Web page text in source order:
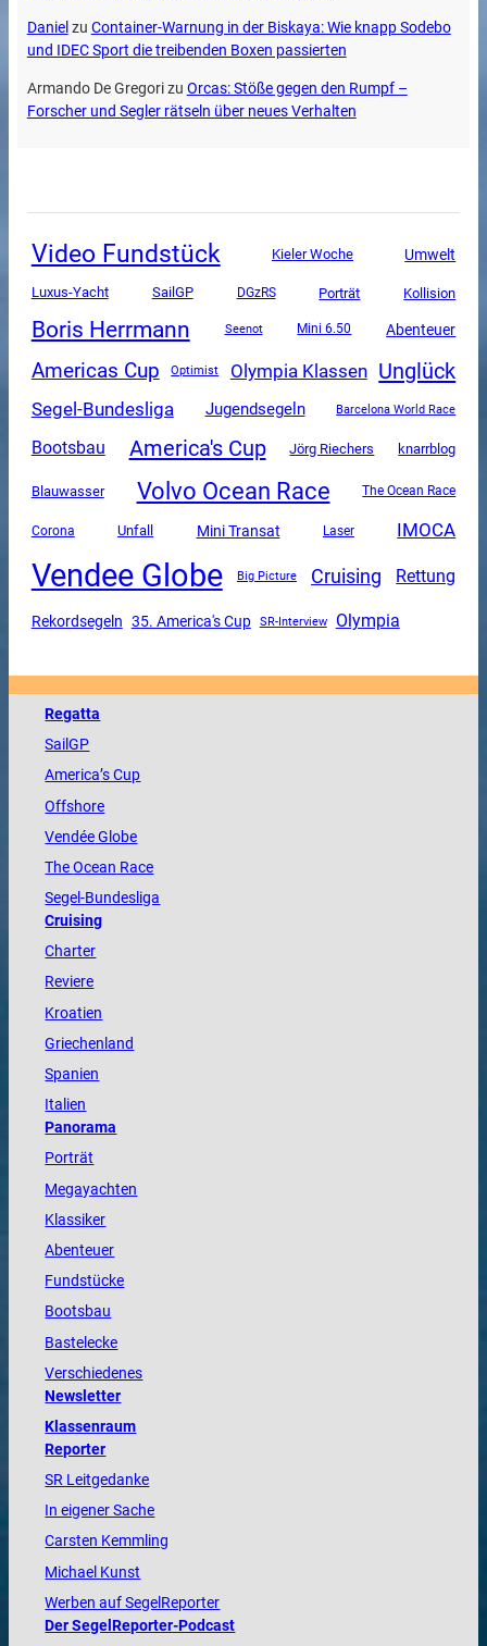
Daniel zu Container-Warnung in der Biskaya: Wie knapp Sodebo
und IDEC Sport die treibenden Boxen passierten
Armando De Gregorizu Orcas: Stöße gegen den Rumpf –
Forscher und Segler rätseln über neues Verhalten
Video Fundstück Kieler Woche Umwelt
Luxus-Yacht SailGP DGzRS Porträt Kollision
Boris Herrmann Seenot Mini 6.50 Abenteuer
Americas Cup Optimist Olympia Klassen Unglück
Segel-Bundesliga Jugendsegeln Barcelona World Race
Bootsbau America's Cup Jörg Riechers knarrblog
Blauwasser Volvo Ocean Race The Ocean Race
Corona Unfall Mini Transat Laser IMOCA
Vendee Globe Big Picture Cruising Rettung
Rekordsegeln 35. America's Cup SR-Interview Olympia
Regatta
SailGP
America’s Cup
Offshore
VendéeGlobe
TheOcean Race
Segel-Bundesliga
Cruising
Charter
Reviere
Kroatien
Griechenland
Spanien
Italien
Panorama
Porträt
Megayachten
Klassiker
Abenteuer
Fundstücke
Bootsbau
Bastelecke
Verschiedenes
Newsletter
Klassenraum
Reporter
SR Leitgedanke
In eigener Sache
Carsten Kemmling
Michael Kunst
Werben auf SegelReporter
Der SegelReporter-Podcast